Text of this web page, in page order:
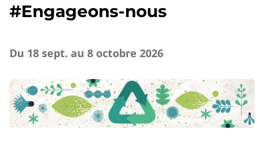
#Engageons-nous
Du 18 sept. au 8 octobre 2026